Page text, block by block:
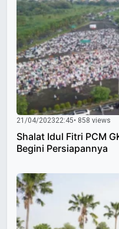
21/04/202322:45• 858 views
Shalat Idul Fitri PCM
Begini Persiapannya